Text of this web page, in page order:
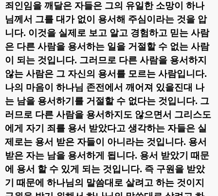
죄인임을 깨달은 자들은 그의 유일한 소망이 하나
님께서 그를 대가 없이 용서해 주심이라는 것을 압
니다. 이것을 실제로 보고 알고 경험하고 믿는 사람
은 다른 사람을 용서하는 일을 거절할 수 없는 사람
이 되는 것입니다. 그러므로 다른 사람을 용서하지
않는 사람은 그 자신의 용서를 모르는 사람입니다.
나의 마음이 하나님 존전에서 깨어져 있을진대 나
는 남을 용서하기를 거절할 수 없다는 것입니다. 그
러므로 다른 사람을 용서하지도 않으면서 그리스도
에게 자기 죄를 용서 받았다고 생각하는 자들은 실
제로는 용서 받은 자들이 아니라는 것입니다. 용서
받은 자는 남을 용서하게 됩니다. 용서 받았기 때문
에 용서 할 수 있게 되는 것입니다. 즉 구원을 받았
기 때문에 하나님의 말씀대로 살려고 하는 것이지